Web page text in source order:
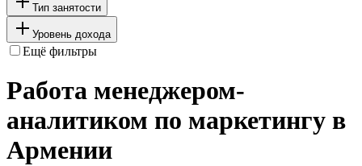
Тип занятости
Уровень дохода
Ещё фильтры
Работа менеджером-
аналитиком по маркетингу в
Армении